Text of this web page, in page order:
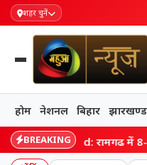
शहर चुनें
होम नेशनल बिहार झारखण्ड
BREAKING
Jharkhand: रामगढ़ में 8-9